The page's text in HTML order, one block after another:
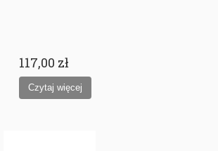
117,00 zł